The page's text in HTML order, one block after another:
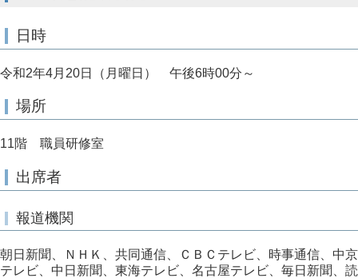
日時
令和2年4月20日（月曜日） 午後6時00分～
場所
11階 職員研修室
出席者
報道機関
朝日新聞、ＮＨＫ、共同通信、ＣＢＣテレビ、時事通信、中京
テレビ、中日新聞、東海テレビ、名古屋テレビ、毎日新聞、読